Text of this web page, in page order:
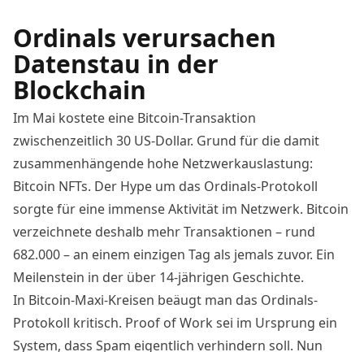
Ordinals verursachen
Datenstau in der
Blockchain
Im Mai kostete eine Bitcoin-Transaktion
zwischenzeitlich 30 US-Dollar. Grund für die damit
zusammenhängende hohe Netzwerkauslastung:
Bitcoin NFTs. Der Hype um das Ordinals-Protokoll
sorgte für eine immense Aktivität im Netzwerk. Bitcoin
verzeichnete deshalb mehr Transaktionen – rund
682.000 – an einem einzigen Tag als jemals zuvor. Ein
Meilenstein in der über 14-jährigen Geschichte.
In Bitcoin-Maxi-Kreisen beäugt man das Ordinals-
Protokoll kritisch. Proof of Work sei im Ursprung ein
System, dass Spam eigentlich verhindern soll. Nun